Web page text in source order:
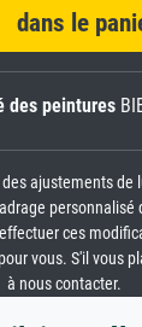
le
des peintures
ajustements de
personnalisé
ces
vous. S'il vous
à nous contacter.